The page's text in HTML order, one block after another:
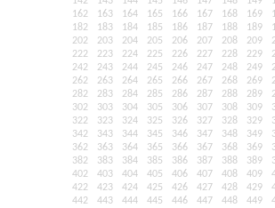
162
163 164 165 166 167 168 169
182
183 184 185 186 187 188 189
202
203 204 205 206 207 208 209
222
223 224 225 226 227 228 229
242
243 244 245 246 247 248 249
262
263 264 265 266 267 268 269
282
283 284 285 286 287 288 289
302
303 304 305 306 307 308 309
322
323 324 325 326 327 328 329
342
343 344 345 346 347 348 349
362
363 364 365 366 367 368 369
382
383 384 385 386 387 388 389
402
403 404 405 406 407 408 409
422
423 424 425 426 427 428 429
442
443 444 445 446 447 448 449